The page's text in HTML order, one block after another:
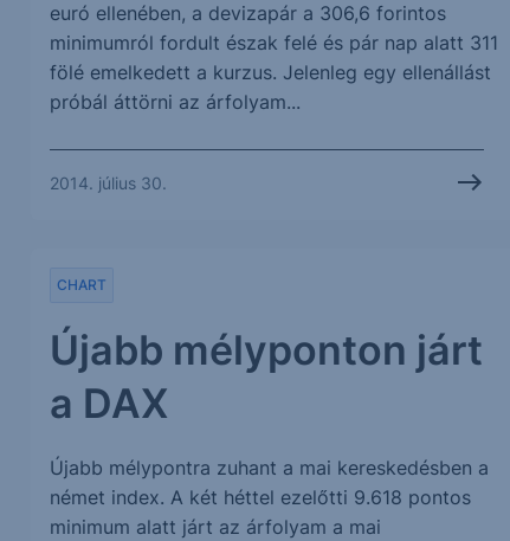
euró ellenében, a devizapár a 306,6 forintos
minimumról fordult észak felé és pár nap alatt 311
fölé emelkedett a kurzus. Jelenleg egy ellenállást
próbál áttörni az árfolyam...
2014. július 30.
Újabb mélyponton járt
a DAX
CHART
Újabb mélypontra zuhant a mai kereskedésben a
német index. A két héttel ezelőtti 9.618 pontos
minimum alatt járt az árfolyam a mai